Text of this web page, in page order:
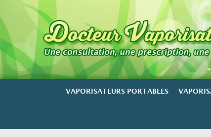
VAPORISATEURS PORTABLES